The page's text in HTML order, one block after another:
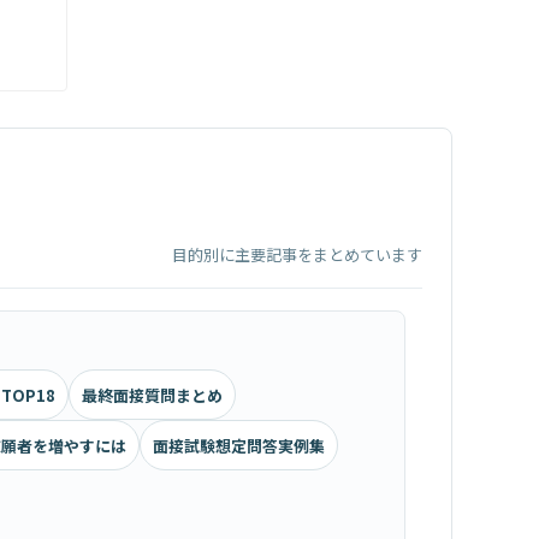
目的別に主要記事をまとめています
最終面接質問まとめ
者を増やすには 面接試験想定問答実例集